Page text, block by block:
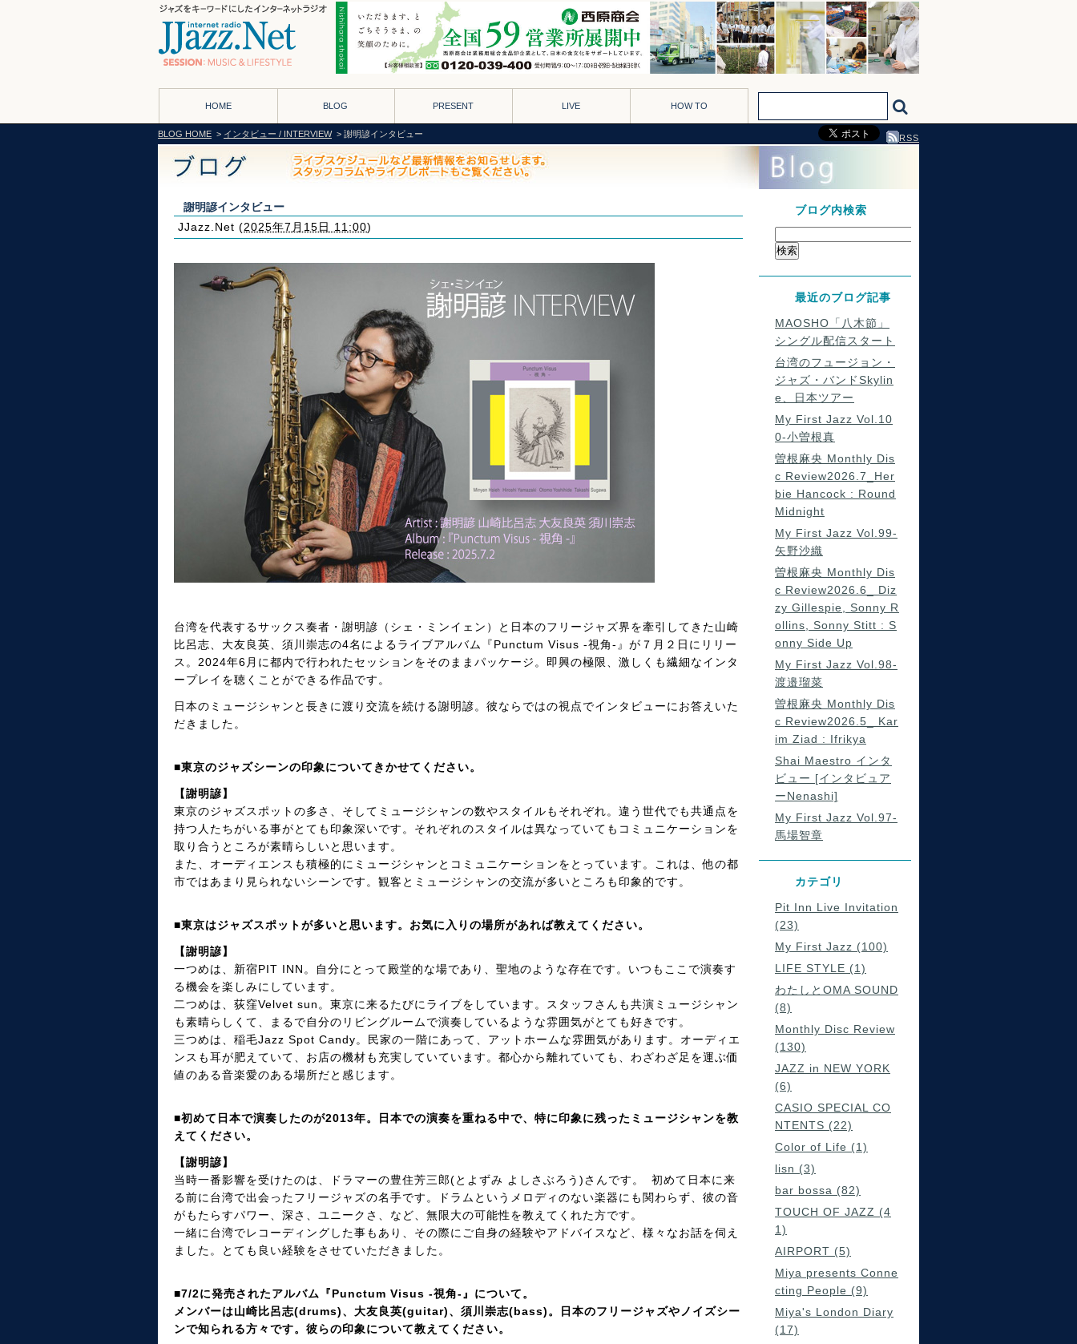
HOME BLOG PRESENT LIVE HOW TO
BLOG HOME > インタビュー / INTERVIEW > 謝明諺インタビュー RSS
謝明諺インタビュー
JJazz.Net (2025年7月15日 11:00)
台湾を代表するサックス奏者・謝明諺（シェ・ミンイェン）と日本のフリージャズ界を牽引してきた山崎
比呂志、大友良英、須川崇志の4名によるライブアルバム『Punctum Visus -視角-』が７月２日にリリー
ス。2024年6月に都内で行われたセッションをそのままパッケージ。即興の極限、激しくも繊細なインタ
ープレイを聴くことができる作品です。
日本のミュージシャンと長きに渡り交流を続ける謝明諺。彼ならではの視点でインタビューにお答えいた
だきました。
■東京のジャズシーンの印象についてきかせてください。
【謝明諺】
東京のジャズスポットの多さ、そしてミュージシャンの数やスタイルもそれぞれ。違う世代でも共通点を
持つ人たちがいる事がとても印象深いです。それぞれのスタイルは異なっていてもコミュニケーションを
取り合うところが素晴らしいと思います。
また、オーディエンスも積極的にミュージシャンとコミュニケーションをとっています。これは、他の都
市ではあまり見られないシーンです。観客とミュージシャンの交流が多いところも印象的です。
■東京はジャズスポットが多いと思います。お気に入りの場所があれば教えてください。
【謝明諺】
一つめは、新宿PIT INN。自分にとって殿堂的な場であり、聖地のような存在です。いつもここで演奏す
る機会を楽しみにしています。
二つめは、荻窪Velvet sun。東京に来るたびにライブをしています。スタッフさんも共演ミュージシャン
も素晴らしくて、まるで自分のリビングルームで演奏しているような雰囲気がとても好きです。
三つめは、稲毛Jazz Spot Candy。民家の一階にあって、アットホームな雰囲気があります。オーディエ
ンスも耳が肥えていて、お店の機材も充実していています。都心から離れていても、わざわざ足を運ぶ価
値のある音楽愛のある場所だと感じます。
■初めて日本で演奏したのが2013年。日本での演奏を重ねる中で、特に印象に残ったミュージシャンを教
えてください。
【謝明諺】
当時一番影響を受けたのは、ドラマーの豊住芳三郎(とよずみ よしさぶろう)さんです。 初めて日本に来
る前に台湾で出会ったフリージャズの名手です。ドラムというメロディのない楽器にも関わらず、彼の音
がもたらすパワー、深さ、ユニークさ、など、無限大の可能性を教えてくれた方です。
一緒に台湾でレコーディングした事もあり、その際にご自身の経験やアドバイスなど、様々なお話を伺え
ました。とても良い経験をさせていただきました。
■7/2に発売されたアルバム『Punctum Visus -視角-』について。
メンバーは山崎比呂志(drums)、大友良英(guitar)、須川崇志(bass)。日本のフリージャズやノイズシー
ンで知られる方々です。彼らの印象について教えてください。
ブログ内検索
最近のブログ記事
MAOSHO「八木節」
シングル配信スタート
台湾のフュージョン・
ジャズ・バンドSkylin
e、日本ツアー
My First Jazz Vol.10
0-小曽根真
曽根麻央 Monthly Dis
c Review2026.7_Her
bie Hancock : Round
Midnight
My First Jazz Vol.99-
矢野沙織
曽根麻央 Monthly Dis
c Review2026.6_ Diz
zy Gillespie, Sonny R
ollins, Sonny Stitt : S
onny Side Up
My First Jazz Vol.98-
渡邉瑠菜
曽根麻央 Monthly Dis
c Review2026.5_ Kar
im Ziad : Ifrikya
Shai Maestro インタ
ビュー [インタビュア
ーNenashi]
My First Jazz Vol.97-
馬場智章
カテゴリ
Pit Inn Live Invitation
(23)
My First Jazz (100)
LIFE STYLE (1)
わたしとOMA SOUND
(8)
Monthly Disc Review
(130)
JAZZ in NEW YORK
(6)
CASIO SPECIAL CO
NTENTS (22)
Color of Life (1)
lisn (3)
bar bossa (82)
TOUCH OF JAZZ (4
1)
AIRPORT (5)
Miya presents Conne
cting People (9)
Miya's London Diary
(17)